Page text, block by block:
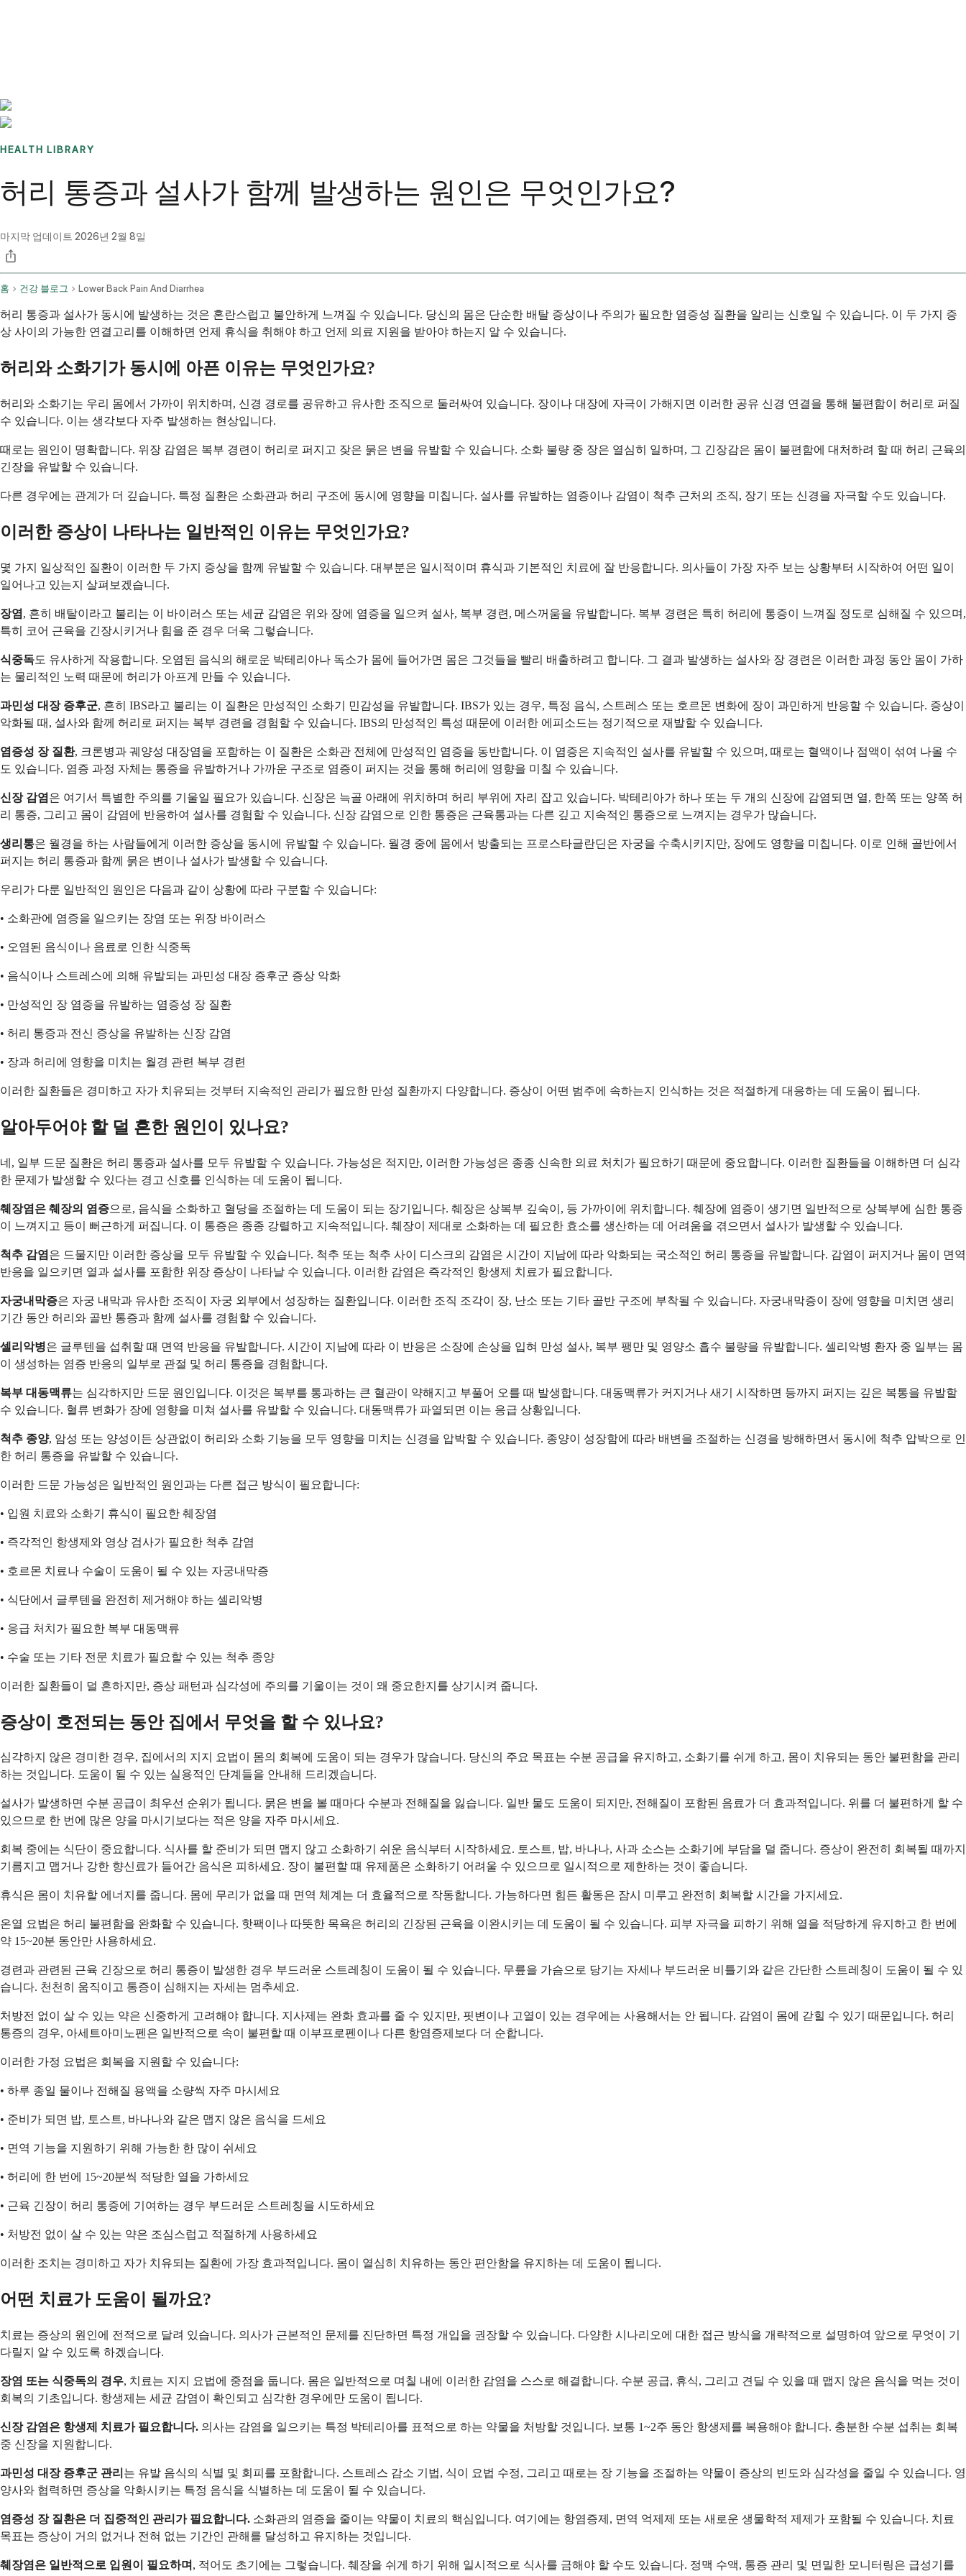
HEALTH LIBRARY
허리 통증과 설사가 함께 발생하는 원인은 무엇인가요?
마지막 업데이트 2026년 2월 8일
홈 건강 블로그 Lower Back Pain And Diarrhea
허리 통증과 설사가 동시에 발생하는 것은 혼란스럽고 불안하게 느껴질 수 있습니다. 당신의 몸은 단순한 배탈 증상이나 주의가 필요한 염증성 질환을 알리는 신호일 수 있습니다. 이 두 가지 증
상 사이의 가능한 연결고리를 이해하면 언제 휴식을 취해야 하고 언제 의료 지원을 받아야 하는지 알 수 있습니다.
허리와 소화기가 동시에 아픈 이유는 무엇인가요?
허리와 소화기는 우리 몸에서 가까이 위치하며, 신경 경로를 공유하고 유사한 조직으로 둘러싸여 있습니다. 장이나 대장에 자극이 가해지면 이러한 공유 신경 연결을 통해 불편함이 허리로 퍼질
수 있습니다. 이는 생각보다 자주 발생하는 현상입니다.
때로는 원인이 명확합니다. 위장 감염은 복부 경련이 허리로 퍼지고 잦은 묽은 변을 유발할 수 있습니다. 소화 불량 중 장은 열심히 일하며, 그 긴장감은 몸이 불편함에 대처하려 할 때 허리 근육의
긴장을 유발할 수 있습니다.
다른 경우에는 관계가 더 깊습니다. 특정 질환은 소화관과 허리 구조에 동시에 영향을 미칩니다. 설사를 유발하는 염증이나 감염이 척추 근처의 조직, 장기 또는 신경을 자극할 수도 있습니다.
이러한 증상이 나타나는 일반적인 이유는 무엇인가요?
몇 가지 일상적인 질환이 이러한 두 가지 증상을 함께 유발할 수 있습니다. 대부분은 일시적이며 휴식과 기본적인 치료에 잘 반응합니다. 의사들이 가장 자주 보는 상황부터 시작하여 어떤 일이
일어나고 있는지 살펴보겠습니다.
장염, 흔히 배탈이라고 불리는 이 바이러스 또는 세균 감염은 위와 장에 염증을 일으켜 설사, 복부 경련, 메스꺼움을 유발합니다. 복부 경련은 특히 허리에 통증이 느껴질 정도로 심해질 수 있으며,
특히 코어 근육을 긴장시키거나 힘을 준 경우 더욱 그렇습니다.
식중독도 유사하게 작용합니다. 오염된 음식의 해로운 박테리아나 독소가 몸에 들어가면 몸은 그것들을 빨리 배출하려고 합니다. 그 결과 발생하는 설사와 장 경련은 이러한 과정 동안 몸이 가하
는 물리적인 노력 때문에 허리가 아프게 만들 수 있습니다.
과민성 대장 증후군, 흔히 IBS라고 불리는 이 질환은 만성적인 소화기 민감성을 유발합니다. IBS가 있는 경우, 특정 음식, 스트레스 또는 호르몬 변화에 장이 과민하게 반응할 수 있습니다. 증상이
악화될 때, 설사와 함께 허리로 퍼지는 복부 경련을 경험할 수 있습니다. IBS의 만성적인 특성 때문에 이러한 에피소드는 정기적으로 재발할 수 있습니다.
염증성 장 질환, 크론병과 궤양성 대장염을 포함하는 이 질환은 소화관 전체에 만성적인 염증을 동반합니다. 이 염증은 지속적인 설사를 유발할 수 있으며, 때로는 혈액이나 점액이 섞여 나올 수
도 있습니다. 염증 과정 자체는 통증을 유발하거나 가까운 구조로 염증이 퍼지는 것을 통해 허리에 영향을 미칠 수 있습니다.
신장 감염은 여기서 특별한 주의를 기울일 필요가 있습니다. 신장은 늑골 아래에 위치하며 허리 부위에 자리 잡고 있습니다. 박테리아가 하나 또는 두 개의 신장에 감염되면 열, 한쪽 또는 양쪽 허
리 통증, 그리고 몸이 감염에 반응하여 설사를 경험할 수 있습니다. 신장 감염으로 인한 통증은 근육통과는 다른 깊고 지속적인 통증으로 느껴지는 경우가 많습니다.
생리통은 월경을 하는 사람들에게 이러한 증상을 동시에 유발할 수 있습니다. 월경 중에 몸에서 방출되는 프로스타글란딘은 자궁을 수축시키지만, 장에도 영향을 미칩니다. 이로 인해 골반에서
퍼지는 허리 통증과 함께 묽은 변이나 설사가 발생할 수 있습니다.
우리가 다룬 일반적인 원인은 다음과 같이 상황에 따라 구분할 수 있습니다:
• 소화관에 염증을 일으키는 장염 또는 위장 바이러스
• 오염된 음식이나 음료로 인한 식중독
• 음식이나 스트레스에 의해 유발되는 과민성 대장 증후군 증상 악화
• 만성적인 장 염증을 유발하는 염증성 장 질환
• 허리 통증과 전신 증상을 유발하는 신장 감염
• 장과 허리에 영향을 미치는 월경 관련 복부 경련
이러한 질환들은 경미하고 자가 치유되는 것부터 지속적인 관리가 필요한 만성 질환까지 다양합니다. 증상이 어떤 범주에 속하는지 인식하는 것은 적절하게 대응하는 데 도움이 됩니다.
알아두어야 할 덜 흔한 원인이 있나요?
네, 일부 드문 질환은 허리 통증과 설사를 모두 유발할 수 있습니다. 가능성은 적지만, 이러한 가능성은 종종 신속한 의료 처치가 필요하기 때문에 중요합니다. 이러한 질환들을 이해하면 더 심각
한 문제가 발생할 수 있다는 경고 신호를 인식하는 데 도움이 됩니다.
췌장염은 췌장의 염증으로, 음식을 소화하고 혈당을 조절하는 데 도움이 되는 장기입니다. 췌장은 상복부 깊숙이, 등 가까이에 위치합니다. 췌장에 염증이 생기면 일반적으로 상복부에 심한 통증
이 느껴지고 등이 뻐근하게 퍼집니다. 이 통증은 종종 강렬하고 지속적입니다. 췌장이 제대로 소화하는 데 필요한 효소를 생산하는 데 어려움을 겪으면서 설사가 발생할 수 있습니다.
척추 감염은 드물지만 이러한 증상을 모두 유발할 수 있습니다. 척추 또는 척추 사이 디스크의 감염은 시간이 지남에 따라 악화되는 국소적인 허리 통증을 유발합니다. 감염이 퍼지거나 몸이 면역
반응을 일으키면 열과 설사를 포함한 위장 증상이 나타날 수 있습니다. 이러한 감염은 즉각적인 항생제 치료가 필요합니다.
자궁내막증은 자궁 내막과 유사한 조직이 자궁 외부에서 성장하는 질환입니다. 이러한 조직 조각이 장, 난소 또는 기타 골반 구조에 부착될 수 있습니다. 자궁내막증이 장에 영향을 미치면 생리
기간 동안 허리와 골반 통증과 함께 설사를 경험할 수 있습니다.
셀리악병은 글루텐을 섭취할 때 면역 반응을 유발합니다. 시간이 지남에 따라 이 반응은 소장에 손상을 입혀 만성 설사, 복부 팽만 및 영양소 흡수 불량을 유발합니다. 셀리악병 환자 중 일부는 몸
이 생성하는 염증 반응의 일부로 관절 및 허리 통증을 경험합니다.
복부 대동맥류는 심각하지만 드문 원인입니다. 이것은 복부를 통과하는 큰 혈관이 약해지고 부풀어 오를 때 발생합니다. 대동맥류가 커지거나 새기 시작하면 등까지 퍼지는 깊은 복통을 유발할
수 있습니다. 혈류 변화가 장에 영향을 미쳐 설사를 유발할 수 있습니다. 대동맥류가 파열되면 이는 응급 상황입니다.
척추 종양, 암성 또는 양성이든 상관없이 허리와 소화 기능을 모두 영향을 미치는 신경을 압박할 수 있습니다. 종양이 성장함에 따라 배변을 조절하는 신경을 방해하면서 동시에 척추 압박으로 인
한 허리 통증을 유발할 수 있습니다.
이러한 드문 가능성은 일반적인 원인과는 다른 접근 방식이 필요합니다:
• 입원 치료와 소화기 휴식이 필요한 췌장염
• 즉각적인 항생제와 영상 검사가 필요한 척추 감염
• 호르몬 치료나 수술이 도움이 될 수 있는 자궁내막증
• 식단에서 글루텐을 완전히 제거해야 하는 셀리악병
• 응급 처치가 필요한 복부 대동맥류
• 수술 또는 기타 전문 치료가 필요할 수 있는 척추 종양
이러한 질환들이 덜 흔하지만, 증상 패턴과 심각성에 주의를 기울이는 것이 왜 중요한지를 상기시켜 줍니다.
증상이 호전되는 동안 집에서 무엇을 할 수 있나요?
심각하지 않은 경미한 경우, 집에서의 지지 요법이 몸의 회복에 도움이 되는 경우가 많습니다. 당신의 주요 목표는 수분 공급을 유지하고, 소화기를 쉬게 하고, 몸이 치유되는 동안 불편함을 관리
하는 것입니다. 도움이 될 수 있는 실용적인 단계들을 안내해 드리겠습니다.
설사가 발생하면 수분 공급이 최우선 순위가 됩니다. 묽은 변을 볼 때마다 수분과 전해질을 잃습니다. 일반 물도 도움이 되지만, 전해질이 포함된 음료가 더 효과적입니다. 위를 더 불편하게 할 수
있으므로 한 번에 많은 양을 마시기보다는 적은 양을 자주 마시세요.
회복 중에는 식단이 중요합니다. 식사를 할 준비가 되면 맵지 않고 소화하기 쉬운 음식부터 시작하세요. 토스트, 밥, 바나나, 사과 소스는 소화기에 부담을 덜 줍니다. 증상이 완전히 회복될 때까지
기름지고 맵거나 강한 향신료가 들어간 음식은 피하세요. 장이 불편할 때 유제품은 소화하기 어려울 수 있으므로 일시적으로 제한하는 것이 좋습니다.
휴식은 몸이 치유할 에너지를 줍니다. 몸에 무리가 없을 때 면역 체계는 더 효율적으로 작동합니다. 가능하다면 힘든 활동은 잠시 미루고 완전히 회복할 시간을 가지세요.
온열 요법은 허리 불편함을 완화할 수 있습니다. 핫팩이나 따뜻한 목욕은 허리의 긴장된 근육을 이완시키는 데 도움이 될 수 있습니다. 피부 자극을 피하기 위해 열을 적당하게 유지하고 한 번에
약 15~20분 동안만 사용하세요.
경련과 관련된 근육 긴장으로 허리 통증이 발생한 경우 부드러운 스트레칭이 도움이 될 수 있습니다. 무릎을 가슴으로 당기는 자세나 부드러운 비틀기와 같은 간단한 스트레칭이 도움이 될 수 있
습니다. 천천히 움직이고 통증이 심해지는 자세는 멈추세요.
처방전 없이 살 수 있는 약은 신중하게 고려해야 합니다. 지사제는 완화 효과를 줄 수 있지만, 핏변이나 고열이 있는 경우에는 사용해서는 안 됩니다. 감염이 몸에 갇힐 수 있기 때문입니다. 허리
통증의 경우, 아세트아미노펜은 일반적으로 속이 불편할 때 이부프로펜이나 다른 항염증제보다 더 순합니다.
이러한 가정 요법은 회복을 지원할 수 있습니다:
• 하루 종일 물이나 전해질 용액을 소량씩 자주 마시세요
• 준비가 되면 밥, 토스트, 바나나와 같은 맵지 않은 음식을 드세요
• 면역 기능을 지원하기 위해 가능한 한 많이 쉬세요
• 허리에 한 번에 15~20분씩 적당한 열을 가하세요
• 근육 긴장이 허리 통증에 기여하는 경우 부드러운 스트레칭을 시도하세요
• 처방전 없이 살 수 있는 약은 조심스럽고 적절하게 사용하세요
이러한 조치는 경미하고 자가 치유되는 질환에 가장 효과적입니다. 몸이 열심히 치유하는 동안 편안함을 유지하는 데 도움이 됩니다.
어떤 치료가 도움이 될까요?
치료는 증상의 원인에 전적으로 달려 있습니다. 의사가 근본적인 문제를 진단하면 특정 개입을 권장할 수 있습니다. 다양한 시나리오에 대한 접근 방식을 개략적으로 설명하여 앞으로 무엇이 기
다릴지 알 수 있도록 하겠습니다.
장염 또는 식중독의 경우, 치료는 지지 요법에 중점을 둡니다. 몸은 일반적으로 며칠 내에 이러한 감염을 스스로 해결합니다. 수분 공급, 휴식, 그리고 견딜 수 있을 때 맵지 않은 음식을 먹는 것이
회복의 기초입니다. 항생제는 세균 감염이 확인되고 심각한 경우에만 도움이 됩니다.
신장 감염은 항생제 치료가 필요합니다. 의사는 감염을 일으키는 특정 박테리아를 표적으로 하는 약물을 처방할 것입니다. 보통 1~2주 동안 항생제를 복용해야 합니다. 충분한 수분 섭취는 회복
중 신장을 지원합니다.
과민성 대장 증후군 관리 는 유발 음식의 식별 및 회피를 포함합니다. 스트레스 감소 기법, 식이 요법 수정, 그리고 때로는 장 기능을 조절하는 약물이 증상의 빈도와 심각성을 줄일 수 있습니다. 영
양사와 협력하면 증상을 악화시키는 특정 음식을 식별하는 데 도움이 될 수 있습니다.
염증성 장 질환은 더 집중적인 관리가 필요합니다. 소화관의 염증을 줄이는 약물이 치료의 핵심입니다. 여기에는 항염증제, 면역 억제제 또는 새로운 생물학적 제제가 포함될 수 있습니다. 치료
목표는 증상이 거의 없거나 전혀 없는 기간인 관해를 달성하고 유지하는 것입니다.
췌장염은 일반적으로 입원이 필요하며 , 적어도 초기에는 그렇습니다. 췌장을 쉬게 하기 위해 일시적으로 식사를 금해야 할 수도 있습니다. 정맥 수액, 통증 관리 및 면밀한 모니터링은 급성기를